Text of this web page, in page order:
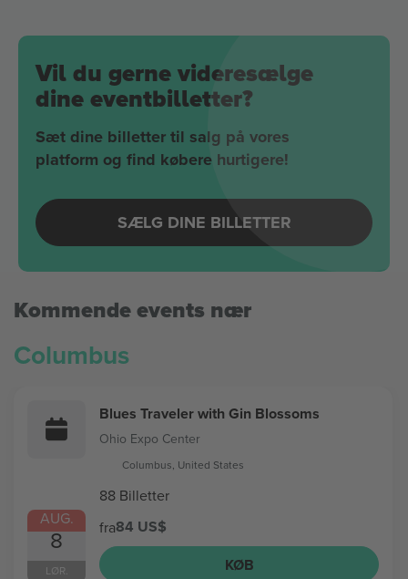
Vil du gerne videresælge
dine eventbilletter?
Sæt dine billetter til salg på vores
platform og find købere hurtigere!
SÆLG DINE BILLETTER
Kommende events nær
Columbus
AUG.
8
LØR.
Blues Traveler with Gin Blossoms
Ohio Expo Center
Columbus, United States
88 Billetter
fra84 US$
KØB